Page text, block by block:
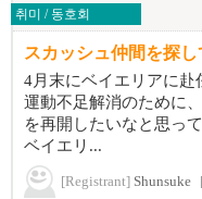
취미 / 동호회
スカッシュ仲間を探
4月末にベイエリアに赴
運動不足解消のために
を再開したいなと思って
ベイエリ...
[Registrant] Shunsuke